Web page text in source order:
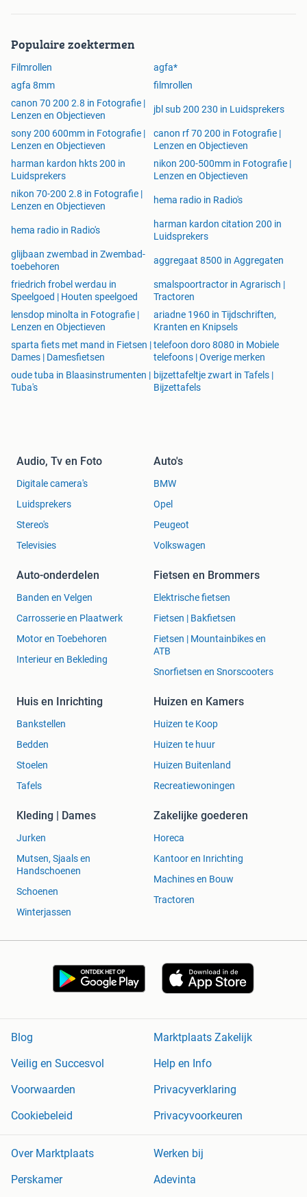
Populaire zoektermen
Filmrollen
agfa*
agfa 8mm
filmrollen
canon 70 200 2.8 in Fotografie |
Lenzen en Objectieven
jbl sub 200 230 in Luidsprekers
sony 200 600mm in Fotografie |
Lenzen en Objectieven
canon rf 70 200 in Fotografie |
Lenzen en Objectieven
harman kardon hkts 200 in
Luidsprekers
nikon 200-500mm in Fotografie |
Lenzen en Objectieven
nikon 70-200 2.8 in Fotografie |
Lenzen en Objectieven
hema radio in Radio's
hema radio in Radio's
harman kardon citation 200 in
Luidsprekers
glijbaan zwembad in Zwembad-
toebehoren
aggregaat 8500 in Aggregaten
friedrich frobel werdau in
Speelgoed | Houten speelgoed
smalspoortractor in Agrarisch |
Tractoren
lensdop minolta in Fotografie |
Lenzen en Objectieven
ariadne 1960 in Tijdschriften,
Kranten en Knipsels
sparta fiets met mand in Fietsen |
Dames | Damesfietsen
telefoon doro 8080 in Mobiele
telefoons | Overige merken
oude tuba in Blaasinstrumenten |
Tuba's
bijzettafeltje zwart in Tafels |
Bijzettafels
Audio, Tv en Foto
Digitale camera's
Luidsprekers
Stereo's
Televisies
Auto's
BMW
Opel
Peugeot
Volkswagen
Auto-onderdelen
Banden en Velgen
Carrosserie en Plaatwerk
Motor en Toebehoren
Interieur en Bekleding
Fietsen en Brommers
Elektrische fietsen
Fietsen | Bakfietsen
Fietsen | Mountainbikes en
ATB
Snorfietsen en Snorscooters
Huis en Inrichting
Bankstellen
Bedden
Stoelen
Tafels
Huizen en Kamers
Huizen te Koop
Huizen te huur
Huizen Buitenland
Recreatiewoningen
Kleding | Dames
Jurken
Mutsen, Sjaals en
Handschoenen
Schoenen
Winterjassen
Zakelijke goederen
Horeca
Kantoor en Inrichting
Machines en Bouw
Tractoren
Blog
Marktplaats Zakelijk
Veilig en Succesvol
Help en Info
Voorwaarden
Privacyverklaring
Cookiebeleid
Privacyvoorkeuren
Over Marktplaats
Werken bij
Perskamer
Adevinta